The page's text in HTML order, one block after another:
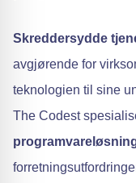
Skreddersydde
avgjørende for
teknologien til sine
The Codest